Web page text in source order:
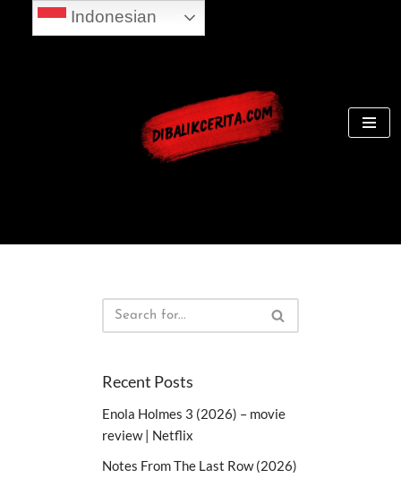
Recent Posts
Enola Holmes 3 (2026) – movie
review | Netflix
Notes From The Last Row (2026)
Indonesian